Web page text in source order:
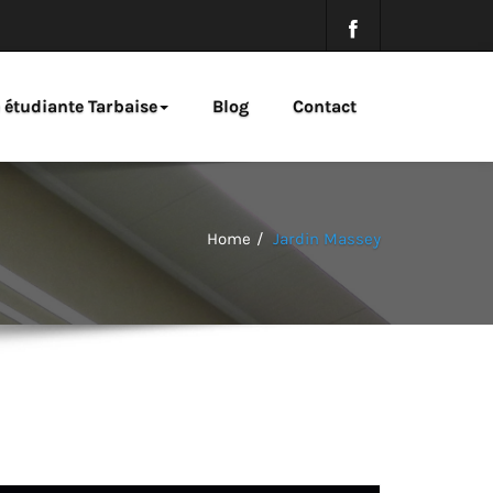
étudiante Tarbaise Blog Contact
Home Jardin Massey